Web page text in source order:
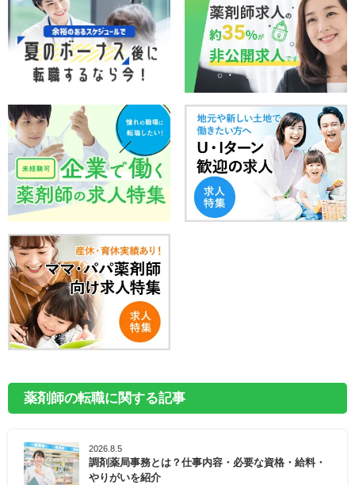
薬剤師の転職に関する記事
2026.8.5
調剤薬局事務とは？仕事内容・必要な資格・給料・
やりがいを紹介